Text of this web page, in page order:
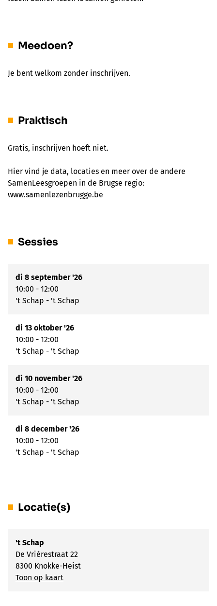
Meedoen?
Je bent welkom zonder inschrijven.
Praktisch
Gratis, inschrijven hoeft niet.
Hier vind je data, locaties en meer over de andere
SamenLeesgroepen in de Brugse regio:
www.samenlezenbrugge.be
Sessies
di 8 september '26
10:00 - 12:00
't Schap - 't Schap
di 13 oktober '26
10:00 - 12:00
't Schap - 't Schap
di 10 november '26
10:00 - 12:00
't Schap - 't Schap
di 8 december '26
10:00 - 12:00
't Schap - 't Schap
Locatie(s)
't Schap
De Vrièrestraat 22
8300 Knokke-Heist
Toon op kaart